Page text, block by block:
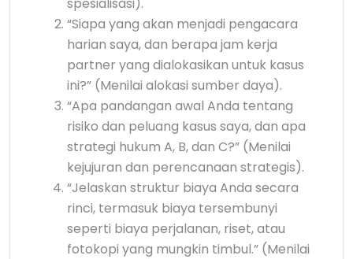
“Siapa yang akan menjadi pengacara
harian saya, dan berapa jam kerja
partner yang dialokasikan untuk kasus
ini?” (Menilai alokasi sumber daya).
“Apa pandangan awal Anda tentang
risiko dan peluang kasus saya, dan apa
strategi hukum A, B, dan C?” (Menilai
kejujuran dan perencanaan strategis).
“Jelaskan struktur biaya Anda secara
rinci, termasuk biaya tersembunyi
seperti biaya perjalanan, riset, atau
fotokopi yang mungkin timbul.” (Menilai